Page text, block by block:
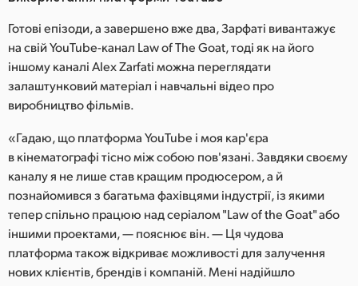
Готові епізоди, а завершено вже два, Зарфаті вивантажує
на свій YouTube-канал Law of The Goat, тоді як на його
іншому каналі Alex Zarfati можна переглядати
залаштунковий матеріал і навчальні відео про
виробництво фільмів.
«Гадаю, що платформа YouTube і моя кар'єра
в кінематографі тісно між собою пов'язані. Завдяки своєму
каналу я не лише став кращим продюсером, а й
познайомився з багатьма фахівцями індустрії, із якими
тепер спільно працюю над серіалом "Law of the Goat" або
іншими проектами, — пояснює він. — Ця чудова
платформа також відкриває можливості для залучення
нових клієнтів, брендів і компаній. Мені надійшло